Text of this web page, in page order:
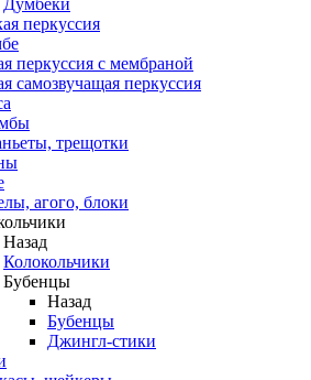
Думбеки
перкуссия
перкуссия с мембраной
самозвучащая перкуссия
трещотки
агого, блоки
Назад
Колокольчики
Бубенцы
Назад
Бубенцы
Джингл-стики